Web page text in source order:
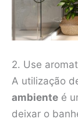
2. Use
A utilização
ambiente é
deixar o